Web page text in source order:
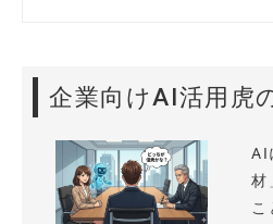
企業向けAI活用虎
AI
材
こ